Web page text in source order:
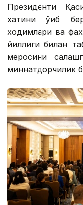
Президенти
хатини ўқиб
ходимлари ва
йиллиги билан
меросини
миннатдорчилик